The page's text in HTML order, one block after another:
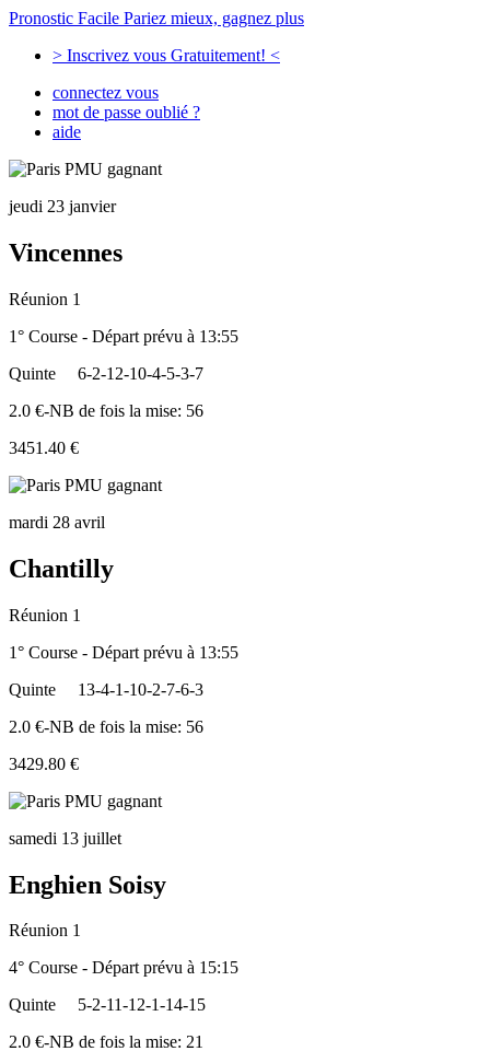
Pronostic Facile Pariez mieux, gagnez plus
> Inscrivez vous Gratuitement! <
connectez vous
mot de passe oublié ?
aide
jeudi 23 janvier
Vincennes
Réunion 1
1° Course - Départ prévu à 13:55
Quinte
6-2-12-10-4-5-3-7
2.0 €-NB de fois la mise: 56
3451.40 €
mardi 28 avril
Chantilly
Réunion 1
1° Course - Départ prévu à 13:55
Quinte
13-4-1-10-2-7-6-3
2.0 €-NB de fois la mise: 56
3429.80 €
samedi 13 juillet
Enghien Soisy
Réunion 1
4° Course - Départ prévu à 15:15
Quinte
5-2-11-12-1-14-15
2.0 €-NB de fois la mise: 21